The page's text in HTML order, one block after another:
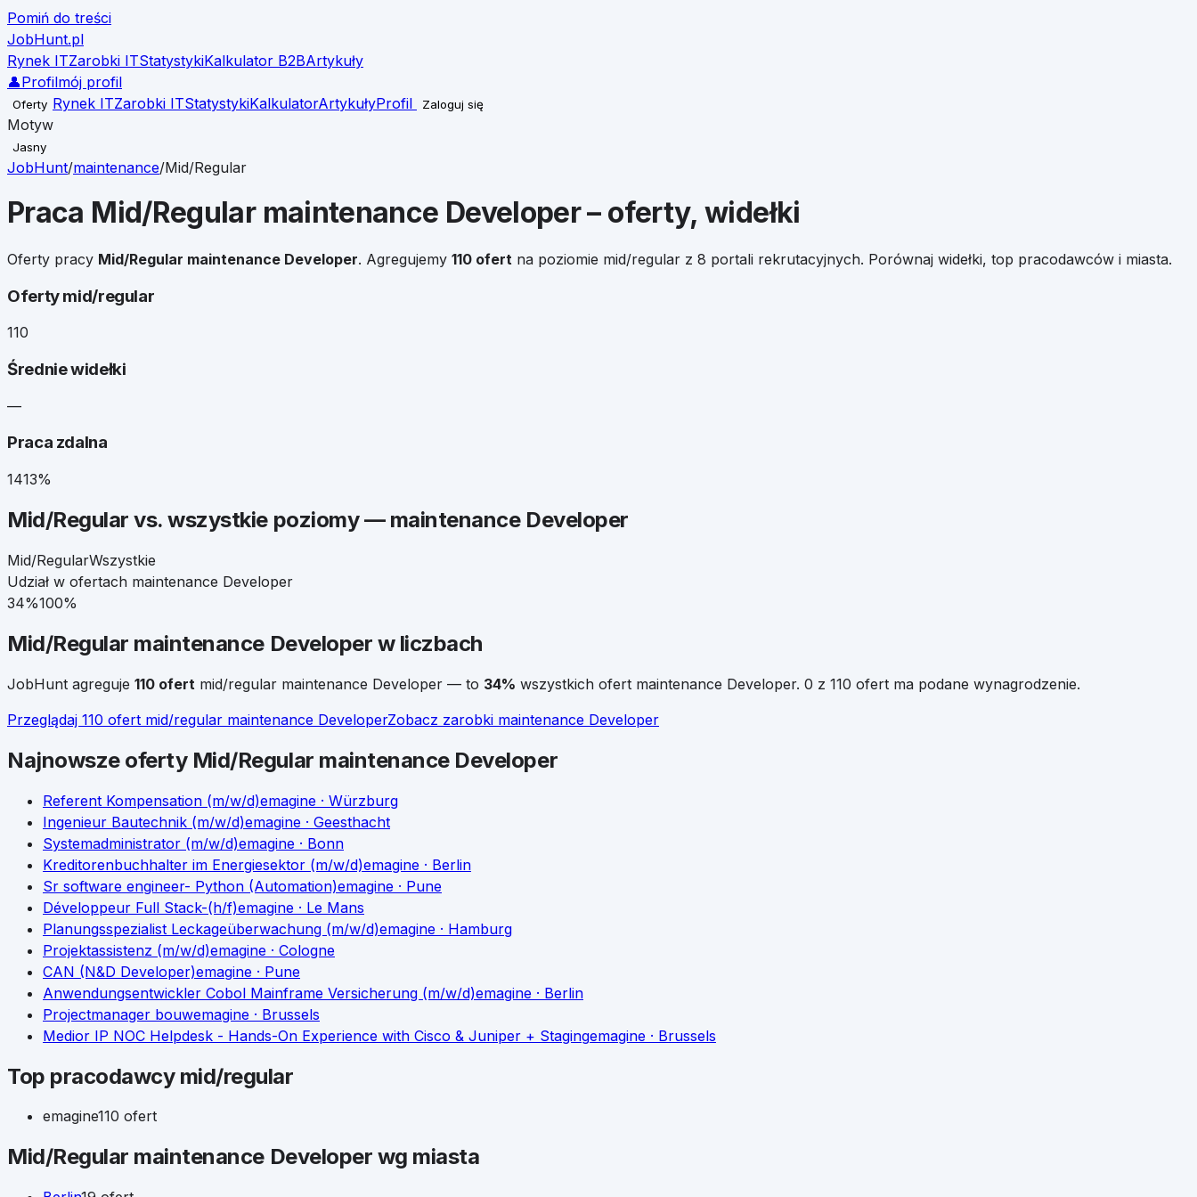
Pomiń do treści
JobHunt.pl
Rynek ITZarobki ITStatystykiKalkulator B2BArtykuły
👤Profilmój profil
Oferty Rynek ITZarobki ITStatystykiKalkulatorArtykułyProfil Zaloguj się
Motyw
Jasny
JobHunt/maintenance/Mid/Regular
Praca Mid/Regular maintenance Developer– oferty, widełki
Oferty pracy Mid/Regular maintenance Developer. Agregujemy 110 ofert na poziomie mid/regular z 8 portali rekrutacyjnych. Porównaj widełki, top pracodawców i miasta.
Oferty mid/regular
110
Średnie widełki
—
Praca zdalna
1413%
Mid/Regular vs. wszystkie poziomy — maintenance Developer
Mid/RegularWszystkie
Udział w ofertach maintenance Developer
34%100%
Mid/Regular maintenance Developer w liczbach
JobHunt agreguje 110 ofert mid/regular maintenance Developer — to 34% wszystkich ofert maintenance Developer. 0 z 110 ofert ma podane wynagrodzenie.
Przeglądaj 110 ofert mid/regular maintenance DeveloperZobacz zarobki maintenance Developer
Najnowsze oferty Mid/Regular maintenance Developer
Referent Kompensation (m/w/d)emagine · Würzburg
Ingenieur Bautechnik (m/w/d)emagine · Geesthacht
Systemadministrator (m/w/d)emagine · Bonn
Kreditorenbuchhalter im Energiesektor (m/w/d)emagine · Berlin
Sr software engineer- Python (Automation)emagine · Pune
Développeur Full Stack-(h/f)emagine · Le Mans
Planungsspezialist Leckageüberwachung (m/w/d)emagine · Hamburg
Projektassistenz (m/w/d)emagine · Cologne
CAN (N&D Developer)emagine · Pune
Anwendungsentwickler Cobol Mainframe Versicherung (m/w/d)emagine · Berlin
Projectmanager bouwemagine · Brussels
Medior IP NOC Helpdesk - Hands-On Experience with Cisco & Juniper + Stagingemagine · Brussels
Top pracodawcy mid/regular
emagine110 ofert
Mid/Regular maintenance Developer wg miasta